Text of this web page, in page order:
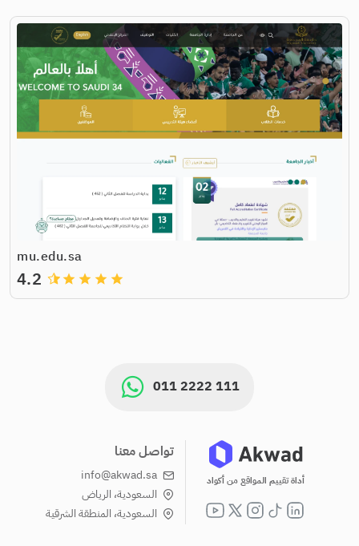
mu.edu.sa
grade
grade
grade
grade
4.2
011 2222 111
أداة تقييم المواقع من أكواد
تواصل معنا
info@akwad.sa
السعودية، الرياض
السعودية، المنطقة الشرقية